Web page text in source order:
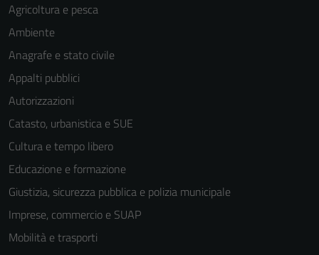
Agricoltura e pesca
Ambiente
Anagrafe e stato civile
Appalti pubblici
Autorizzazioni
Catasto, urbanistica e SUE
Cultura e tempo libero
Educazione e formazione
Giustizia, sicurezza pubblica e polizia municipale
Imprese, commercio e SUAP
Mobilità e trasporti